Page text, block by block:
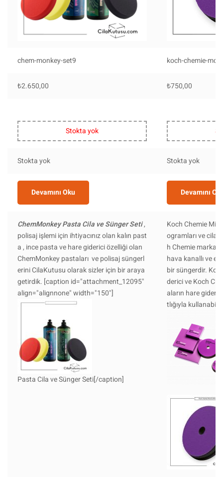
chem-monkey-set9 koch-chemie-mc-
₺2.650,00 ₺750,00
Stokta yok
Stokta yok Stokta yok
Devamını Oku Devamını
ChemMonkey Pasta Cila ve Sünger Seti,
polisaj işlemi için ihtiyacınız olan kalın past
a , ince pasta ve hare giderici özelliği olan
ChemMonkey pastaları ve polisaj süngerl
erini CilaKutusu olarak sizler için bir araya
getirdik. [caption id="attachment_12095"
align="alignnone" width="150"]
Pasta Cila ve Sünger Seti[/caption]
Koch Chemie
ogramları ve cila
h Chemie
hava kanallı ve
bir süngerdir.
derici ve Koch
aların hare
tlığıyla